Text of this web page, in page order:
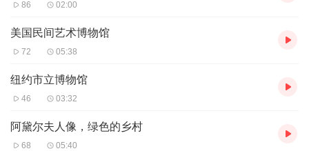
86 02:00
美国民间艺术博物馆
72 05:38
纽约市立博物馆
46 03:32
阿黛尔夫人像，绿色的乡村
68 05:40